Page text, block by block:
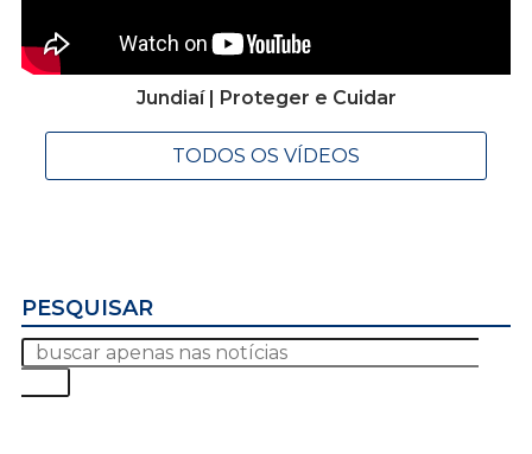
Jundiaí | Proteger e Cuidar
TODOS OS VÍDEOS
PESQUISAR